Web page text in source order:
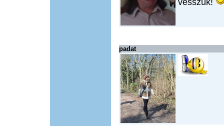
vesszük!
padat